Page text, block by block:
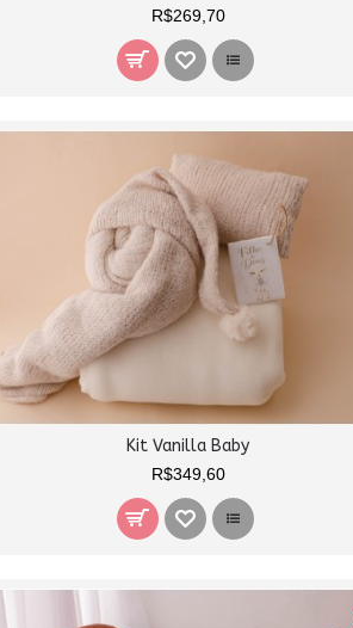
R$269,70
Kit Vanilla Baby
R$349,60